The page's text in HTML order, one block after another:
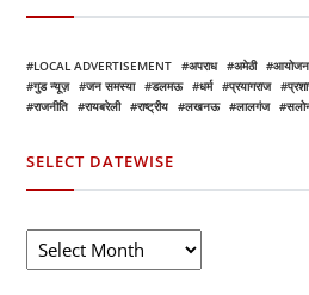
LOCAL ADVERTISEMENT अपराध अमेठी आयोजन
गुड न्यूज़
जन समस्या डलमऊ धर्म प्रयागराज
राजनीति
रायबरेली राष्ट्रीय लखनऊ लालगंज
SELECT DATEWISE